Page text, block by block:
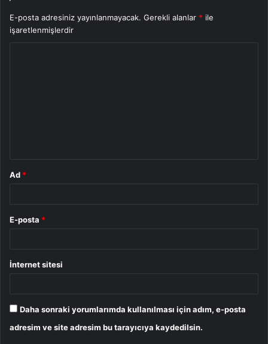
E-posta adresiniz yayınlanmayacak. Gerekli alanlar * ile
işaretlenmişlerdir
Ad *
E-posta *
İnternet sitesi
Daha sonraki yorumlarımda kullanılması için adım, e-posta
adresim ve site adresim bu tarayıcıya kaydedilsin.